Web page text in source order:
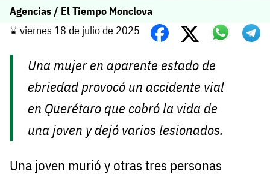
Agencias / El Tiempo Monclova
⌛️ viernes 18 de julio de 2025
Una mujer en aparente estado de
ebriedad provocó un accidente vial
en Querétaro que cobró la vida de
una joven y dejó varios lesionados.
Una joven murió y otras tres personas